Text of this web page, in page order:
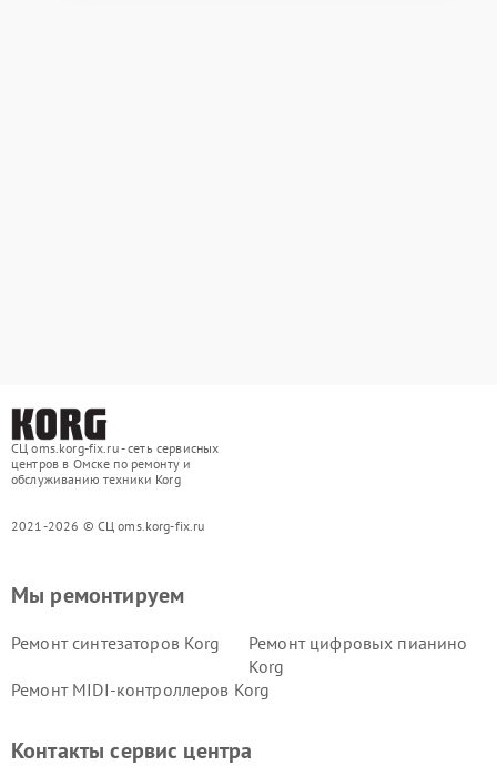
СЦ oms.korg-fix.ru - сеть сервисных
центров в Омске по ремонту и
обслуживанию техники Korg
2021-2026 © СЦ oms.korg-fix.ru
Мы ремонтируем
Ремонт синтезаторов Korg
Ремонт цифровых пианино
Korg
Ремонт MIDI-контроллеров Korg
Контакты сервис центра